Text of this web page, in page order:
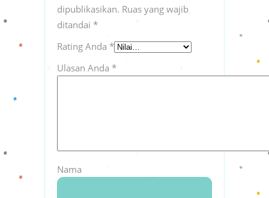
dipublikasikan. Ruas yang wajib
ditandai *
Rating Anda *
Ulasan Anda *
Nama